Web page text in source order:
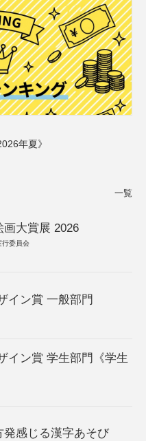
年夏》
一覧
画大賞展 2026
行委員会
イン賞 一般部門
イン賞 学生部門《学生
発感じる漢字あそび